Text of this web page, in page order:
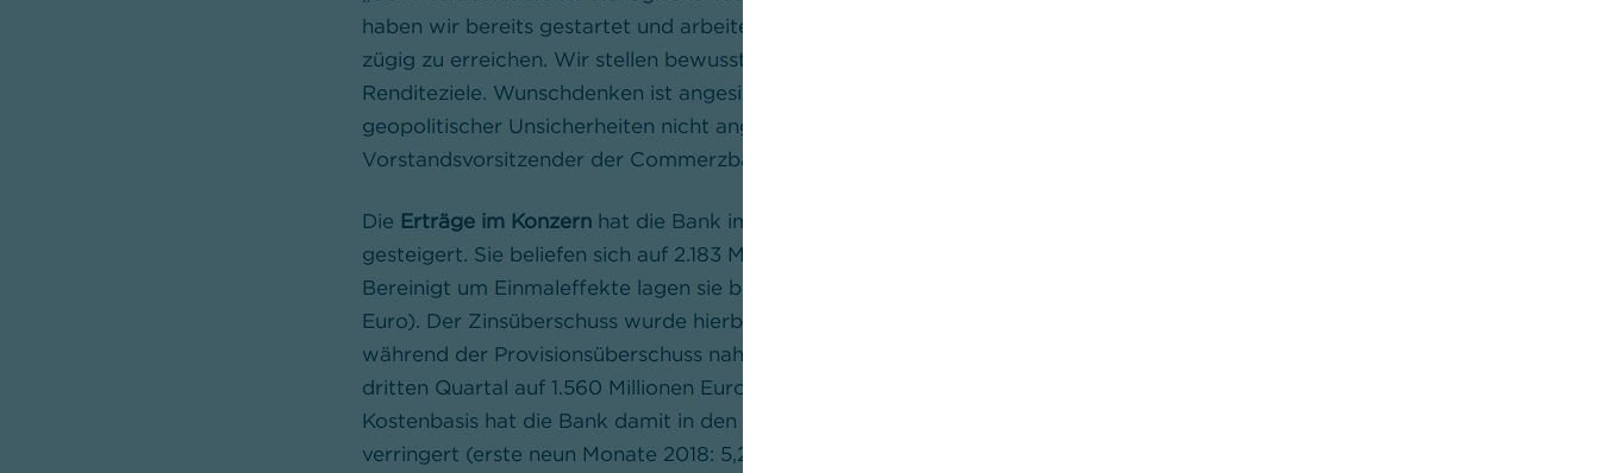
haben wir bereits gestartet und arbeiten mit voller Kraft daran, unsere Meilensteine
zügig zu erreichen. Wir stellen bewusst den langfristigen Erfolg über kurzfristige
Renditeziele. Wunschdenken ist angesichts niedriger Zinsen, Konjunktureintrübung und
geopolitischer Unsicherheiten nicht angesagt“, sagte Martin Zielke,
Vorstandsvorsitzender der Commerzbank.
Die Erträge im Konzern hat die Bank im dritten Quartal gegenüber dem Vorjahr um 2 %
gesteigert. Sie beliefen sich auf 2.183 Millionen Euro (Q3 2018: 2.140 Millionen Euro).
Bereinigt um Einmaleffekte lagen sie bei 2.170 Millionen Euro (Q3 2018: 2.122 Millionen
Euro). Der Zinsüberschuss wurde hierbei infolge des Wachstums um 2,7 % gesteigert,
während der Provisionsüberschuss nahezu stabil blieb. Die
dritten Quartal auf 1.560 Millionen Euro gesenkt (Q3 2018: 1.607 Millionen Euro). Die
Kostenbasis hat die Bank damit in den ersten neun Monaten auf 5,1 Milliarden Euro
verringert (erste neun Monate 2018: 5,2 Milliarden Euro). Dazu trug unter anderem die